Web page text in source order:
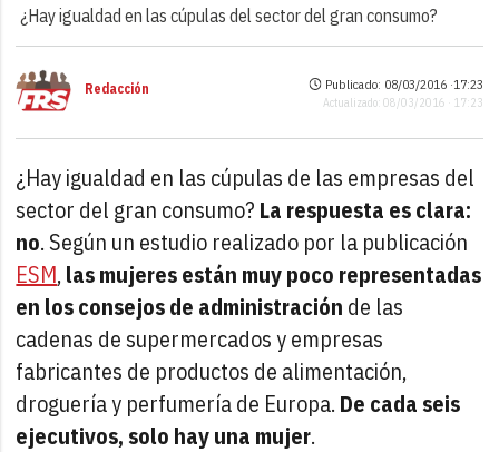
¿Hay igualdad en las cúpulas del sector del gran consumo?
Redacción Publicado: 08/03/2016 ·17:23
Actualizado: 08/03/2016 · 17:23
¿Hay igualdad en las cúpulas de las empresas del
sector del gran consumo? La respuesta es clara:
no. Según un estudio realizado por la publicación
ESM,las mujeres están muy poco representadas
en los consejos de administración de las
cadenas de supermercados y empresas
fabricantes de productos de alimentación,
droguería y perfumería de Europa. De cada seis
ejecutivos, solo hay una mujer.